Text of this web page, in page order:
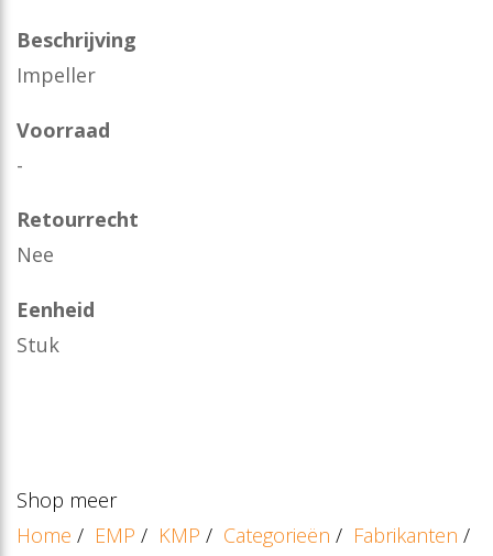
Beschrijving
Impeller
Voorraad
-
Retourrecht
Nee
Eenheid
Stuk
Shop meer
Home / EMP / KMP / Categorieën / Fabrikanten /